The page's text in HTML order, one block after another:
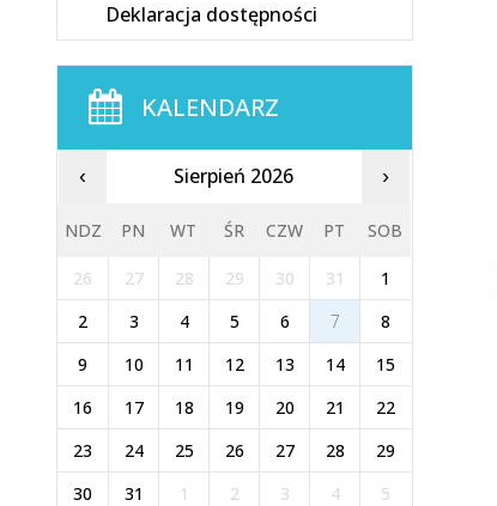
Deklaracja dostępności
KALENDARZ
‹ Sierpień 2026 ›
NDZ PN WT ŚR CZW PT SOB
26 27 28 29 30 31
1
2
3 4 5 6 7
8
9
10 11 12 13 14
15
16
17 18 19 20 21
22
23
24 25 26 27 28
29
30
31 1 2 3 4 5